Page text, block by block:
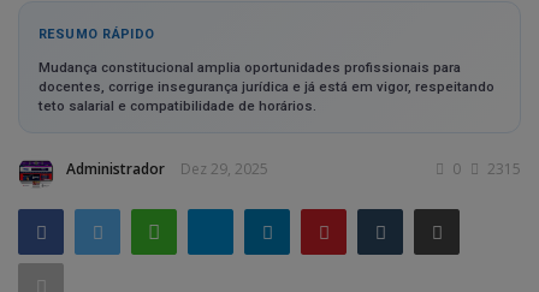
POLÍCIA
POLÍTICA
GERAL
SAÚDE
CIDADE
Deseja instalar no celular?
Não Ok
RESUMO RÁPIDO
Mudança constitucional amplia oportunidades profissionais para
docentes, corrige insegurança jurídica e já está em vigor, respeitando
teto salarial e compatibilidade de horários.
Administrador Dez 29, 2025 2315
0